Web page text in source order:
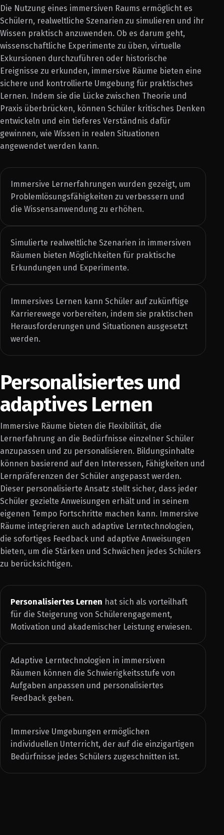
Die Nutzung eines immersiven Raums ermöglicht es
Schülern, realweltliche Szenarien zu simulieren und ihr
Wissen praktisch anzuwenden. Ob es darum geht,
wissenschaftliche Experimente zu üben, virtuelle
Exkursionen durchzuführen oder historische
Ereignisse zu erkunden, immersive Räume bieten eine
sichere und kontrollierte Umgebung für praktisches
Lernen. Indem sie die Lücke zwischen Theorie und
Praxis überbrücken, können Schüler kritisches Denken
entwickeln und ein tieferes Verständnis dafür
gewinnen, wie Wissen in realen Situationen
angewendet werden kann.
Immersive Lernerfahrungen wurden gezeigt, um
Problemlösungsfähigkeiten zu verbessern und
die Wissensanwendung zu erhöhen.
Simulierte realweltliche Szenarien in immersiven
Räumen bieten Möglichkeiten für praktische
Erkundungen und Experimente.
Immersives Lernen kann Schüler auf zukünftige
Karrierewege vorbereiten, indem sie praktischen
Herausforderungen und Situationen ausgesetzt
werden.
Personalisiertes und
adaptives Lernen
Immersive Räume bieten die Flexibilität, die
Lernerfahrung an die Bedürfnisse einzelner Schüler
anzupassen und zu personalisieren. Bildungsinhalte
können basierend auf den Interessen, Fähigkeiten und
Lernpräferenzen der Schüler angepasst werden.
Dieser personalisierte Ansatz stellt sicher, dass jeder
Schüler gezielte Anweisungen erhält und in seinem
eigenen Tempo Fortschritte machen kann. Immersive
Räume integrieren auch adaptive Lerntechnologien,
die sofortiges Feedback und adaptive Anweisungen
bieten, um die Stärken und Schwächen jedes Schülers
zu berücksichtigen.
Personalisiertes Lernen hat sich als vorteilhaft
für die Steigerung von Schülerengagement,
Motivation und akademischer Leistung erwiesen.
Adaptive Lerntechnologien in immersiven
Räumen können die Schwierigkeitsstufe von
Aufgaben anpassen und personalisiertes
Feedback geben.
Immersive Umgebungen ermöglichen
individuellen Unterricht, der auf die einzigartigen
Bedürfnisse jedes Schülers zugeschnitten ist.